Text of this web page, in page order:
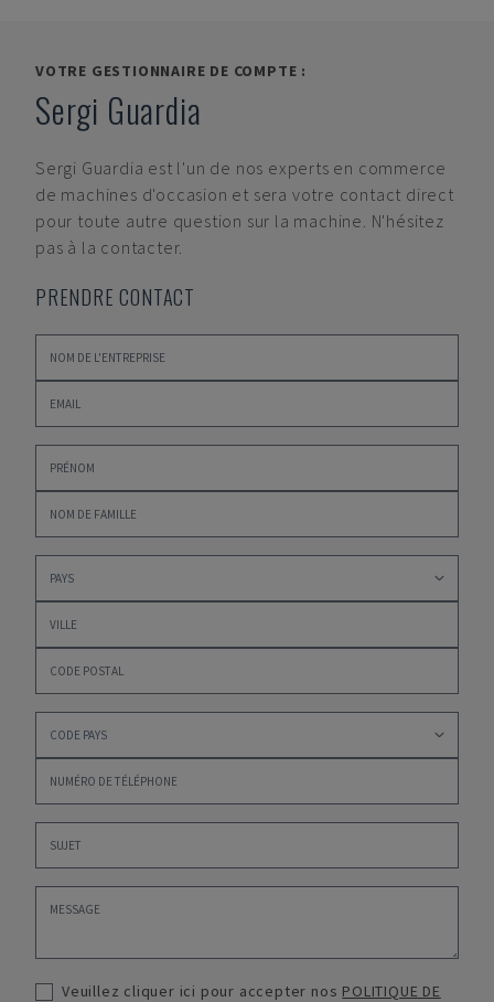
VOTRE GESTIONNAIRE DE COMPTE :
Sergi Guardia
Sergi Guardia est l'un de nos experts en commerce
de machines d'occasion et sera votre contact direct
pour toute autre question sur la machine. N'hésitez
pas à la contacter.
PRENDRE CONTACT
Veuillez cliquer ici pour accepter nos POLITIQUE DE